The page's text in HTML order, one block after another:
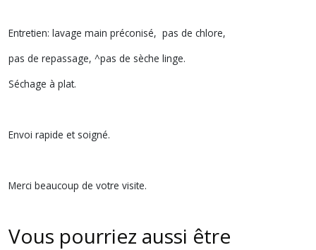
Entretien: lavage main préconisé, pas de chlore,
pas de repassage, ^pas de sèche linge.
Séchage à plat.
Envoi rapide et soigné.
Merci beaucoup de votre visite.
Vous pourriez aussi être